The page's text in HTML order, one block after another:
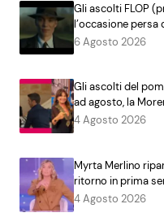
Gli ascolti FLOP
l’occasione persa
6 Agosto 2026
Gli ascolti del
ad agosto, la
4 Agosto 2026
Myrta Merlino
ritorno in prima
4 Agosto 2026